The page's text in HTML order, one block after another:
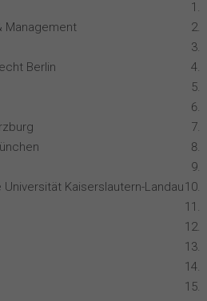
Management
Berlin
Kaiserslautern-Landau